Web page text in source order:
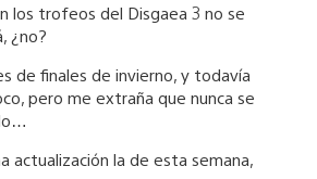
los trofeos del Disgaea 3 no se
¿no?
de finales de invierno, y todavía
pero me extraña que nunca se
actualización la de esta semana,